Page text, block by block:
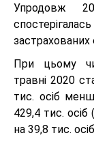
Упродовж
застрахованих
При цьому
травні 2020
тис. осіб
429,4 тис. осіб
на 39,8 тис.